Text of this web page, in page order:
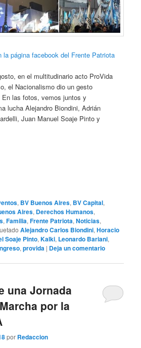
la página facebook del Frente Patriota
en el multitudinario acto ProVida
el Nacionalismo dio un gesto
las fotos, vemos juntos y
lucha Alejandro Biondini, Adrián
Juan Manuel Soaje Pinto y
, BV Buenos Aires, BV Capital,
Aires, Derechos Humanos,
,Familia,Frente Patriota,Noticias,
Alejandro Carlos Biondini,Horacio
Soaje Pinto,Kalki, Leonardo Bariani,
,provida | Deja un comentario
una Jornada
por la
por Redaccion